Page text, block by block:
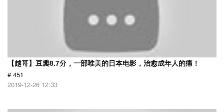
【越哥】豆瓣8.7分，一部唯美的日本电影，治愈成年人的痛！
# 451
2019-12-26 12:33